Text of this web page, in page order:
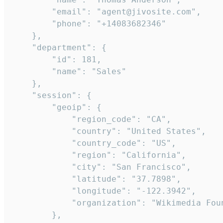
        "email": "agent@jivosite.com",
        "phone": "+14083682346"
    },
    "department": {
        "id": 181,
        "name": "Sales"
    },
    "session": {
        "geoip": {
            "region_code": "CA",
            "country": "United States",
            "country_code": "US",
            "region": "California",
            "city": "San Francisco",
            "latitude": "37.7898",
            "longitude": "-122.3942",
"organization": "Wikimedia
        },